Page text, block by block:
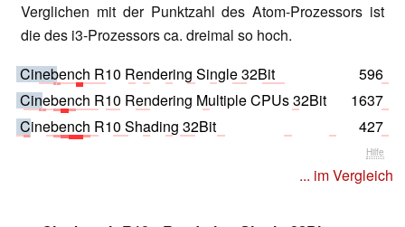
Verglichen mit der Punktzahl des Atom-Prozessors ist
die des i3-Prozessors ca. dreimal so hoch.
Cinebench R10 Rendering Single 32Bit
596
Cinebench R10 Rendering Multiple CPUs 32Bit
1637
Cinebench R10 Shading 32Bit
427
Hilfe
... im Vergleich